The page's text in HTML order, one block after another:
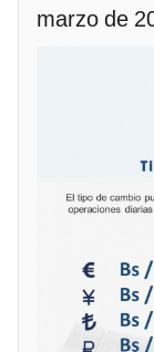
marzo de